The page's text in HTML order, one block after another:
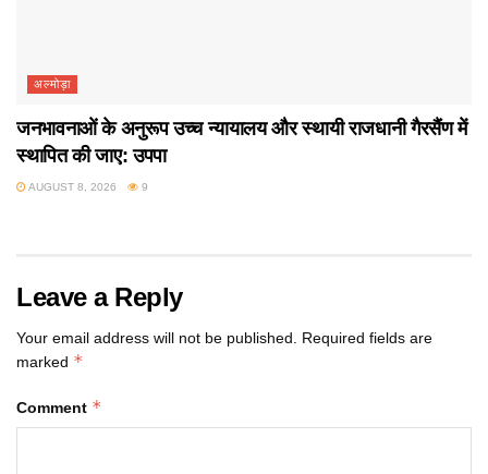
अल्मोड़ा
जनभावनाओं के अनुरूप उच्च न्यायालय और स्थायी राजधानी गैरसैंण में
स्थापित की जाए: उपपा
AUGUST 8, 2026 9
Leave a Reply
Your email address will not be published. Required fields are
marked *
Comment *